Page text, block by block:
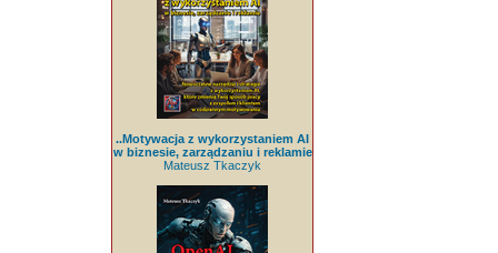
..Motywacja z wykorzystaniem AI
w biznesie, zarządzaniu i reklamie
Mateusz Tkaczyk